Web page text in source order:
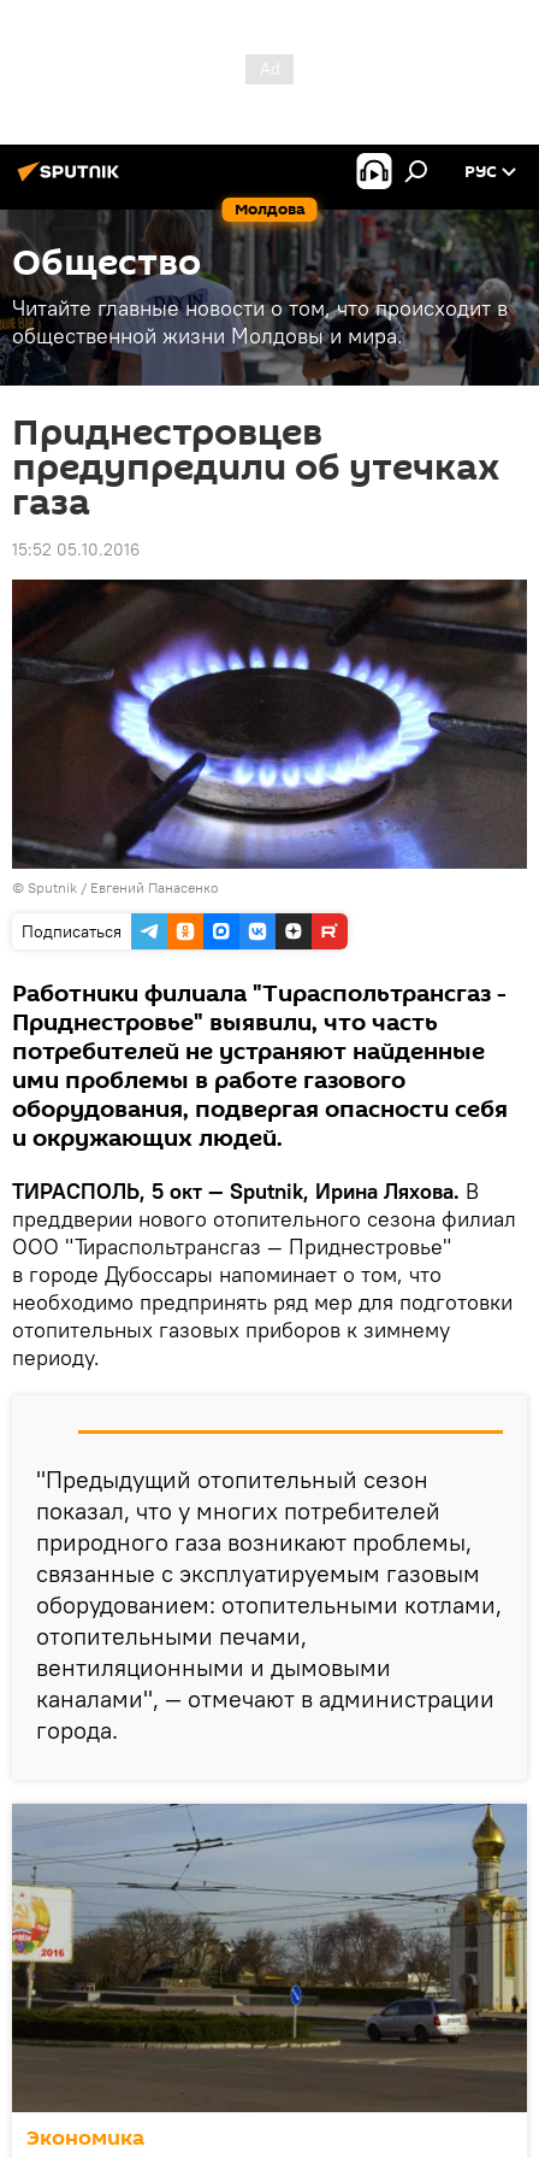
Молдова
РУС
Общество
Читайте главные новости о том, что происходит в
общественной жизни Молдовы и мира.
Приднестровцев
предупредили об утечках
газа
15:52 05.10.2016
© Sputnik / Евгений Панасенко
Подписаться
Работники филиала "Тираспольтрансгаз -
Приднестровье" выявили, что часть
потребителей не устраняют найденные
ими проблемы в работе газового
оборудования, подвергая опасности себя
и окружающих людей.
ТИРАСПОЛЬ, 5 окт — Sputnik, Ирина Ляхова. В
преддверии нового отопительного сезона филиал
ООО "Тираспольтрансгаз — Приднестровье"
в городе Дубоссары напоминает о том, что
необходимо предпринять ряд мер для подготовки
отопительных газовых приборов к зимнему
периоду.
"Предыдущий отопительный сезон
показал, что у многих потребителей
природного газа возникают проблемы,
связанные с эксплуатируемым газовым
оборудованием: отопительными котлами,
отопительными печами,
вентиляционными и дымовыми
каналами", — отмечают в администрации
города.
Экономика